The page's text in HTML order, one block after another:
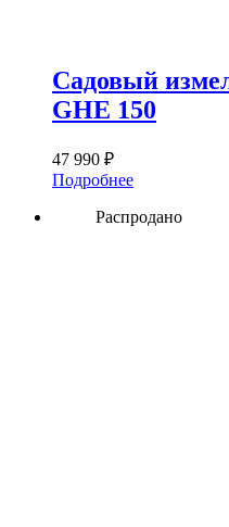
Садовый
GHE 150
47 990 ₽
Подробнее
Распродано